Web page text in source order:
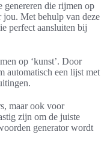
genereren die rijmen op
jou. Met behulp van deze
perfect aansluiten bij
op ‘kunst’. Door
automatisch een lijst met
maar ook voor
zijn om de juiste
generator wordt